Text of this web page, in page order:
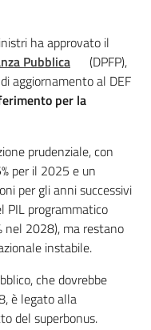
ha approvato il
Pubblica
(DPFP),
aggiornamento al DEF
per la
prudenziale, con
per il 2025 e un
per gli anni successivi
PIL programmatico
nel 2028), ma restano
instabile.
che dovrebbe
è legato alla
del superbonus.